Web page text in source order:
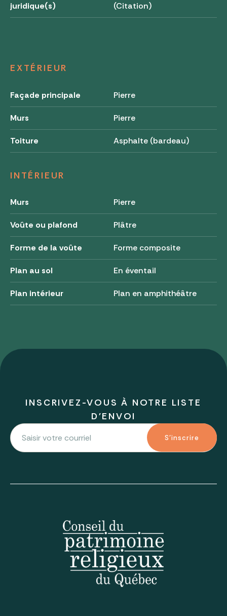
juridique(s)
(Citation)
EXTÉRIEUR
Façade principale Pierre
Murs Pierre
Toiture Asphalte (bardeau)
INTÉRIEUR
Murs Pierre
Voûte ou plafond Plâtre
Forme de la voûte Forme composite
Plan au sol En éventail
Plan intérieur Plan en amphithéâtre
INSCRIVEZ-VOUS À NOTRE LISTE
D'ENVOI
S'inscrire